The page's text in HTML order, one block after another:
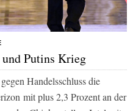
Putins Krieg
Handelsschluss die
mit plus 2,3 Prozent an der